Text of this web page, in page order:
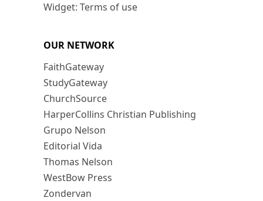
Widget: Terms of use
OUR NETWORK
FaithGateway
StudyGateway
ChurchSource
HarperCollins Christian Publishing
Grupo Nelson
Editorial Vida
Thomas Nelson
WestBow Press
Zondervan